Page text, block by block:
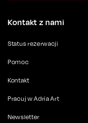
Kontakt z nami
Status rezerwacji
Pomoc
Kontakt
Pracuj w Adria Art
Newsletter